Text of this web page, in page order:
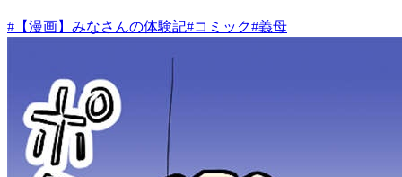
# 【漫画】みなさんの体験記#コミック#義母